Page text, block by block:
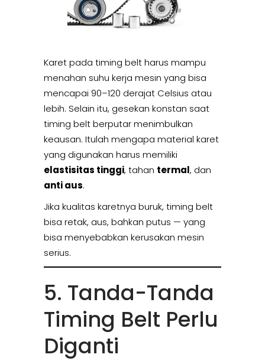
Karet pada timing belt harus mampu
menahan suhu kerja mesin yang bisa
mencapai 90–120 derajat Celsius atau
lebih. Selain itu, gesekan konstan saat
timing belt berputar menimbulkan
keausan. Itulah mengapa material karet
yang digunakan harus memiliki
elastisitas tinggi, tahan termal, dan
anti aus.
Jika kualitas karetnya buruk, timing belt
bisa retak, aus, bahkan putus — yang
bisa menyebabkan kerusakan mesin
serius.
5. Tanda-Tanda
Timing Belt Perlu
Diganti